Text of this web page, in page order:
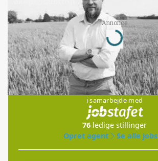
Annonce
Loading...
Jobs
i samarbejde med
76 ledige stillinger
Opret agent
Se alle jobs